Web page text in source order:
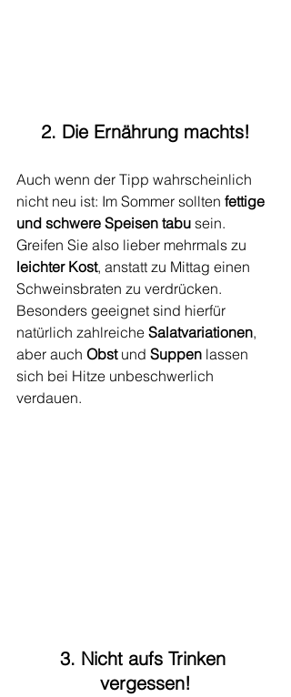
2. Die Ernährung machts!
Auch wenn der Tipp wahrscheinlich
nicht neu ist: Im Sommer sollten fettige
und schwere Speisen tabu sein.
Greifen Sie also lieber mehrmals zu
leichter Kost, anstatt zu Mittag einen
Schweinsbraten zu verdrücken.
Besonders geeignet sind hierfür
natürlich zahlreiche Salatvariationen,
aber auch Obst und Suppen lassen
sich bei Hitze unbeschwerlich
verdauen.
3. Nicht aufs Trinken
vergessen!